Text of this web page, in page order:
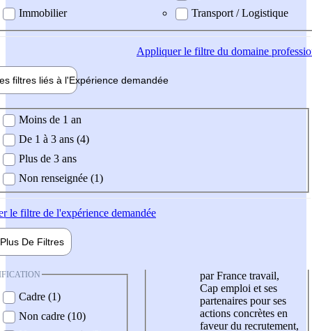
Immobilier
Transport / Logistique
Appliquerle filtre du domaine
filtres liés à l'Expérience demandée
demandée
Moins de 1 an
De 1 à 3 ans (4)
Plus de 3 ans
Non renseignée (1)
le filtre de l'expérience demandée
Plus De Filtres
Cadre (1)
Non cadre (10)
par France travail,
Cap emploi et ses
partenaires pour ses
actions concrètes en
faveur du recrutement,